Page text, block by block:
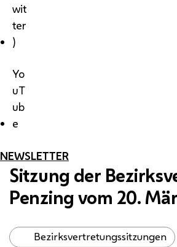
wit
ter
)
Yo
uT
ub
e
NEWSLETTER
Sitzung der
Penzing vom 20.
Bezirksvertretungssitzungen